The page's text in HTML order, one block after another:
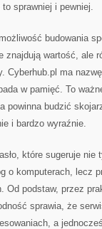
sprawniej i pewniej.
budowania
wartość, ale
Cyberhub.pl ma
w pamięć. To
powinna budzić
i bardzo wyraźnie.
które sugeruje
o komputerach, lecz
Od podstaw, przez
sprawia, że
a